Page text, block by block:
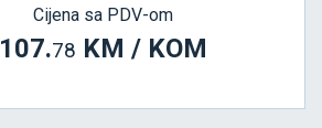
Cijena sa PDV-om
107.78 KM / KOM